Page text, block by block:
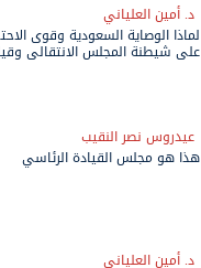
د. أمين العلياني
لماذا الوصاية السعودية وقوى
على شيطنة المجلس الانتقالي
عيدروس نصر النقيب
هذا هو مجلس القيادة الرئاسي
د. أمين العلياني